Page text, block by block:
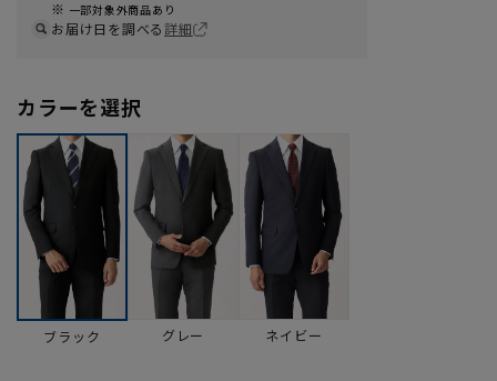
一部対象外商品あり
お届け日を調べる詳細
カラーを選択
ブラック グレー ネイビー